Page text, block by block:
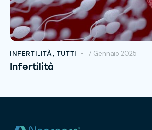
INFERTILITÀ, TUTTI 7 Gennaio 2025
Infertilità